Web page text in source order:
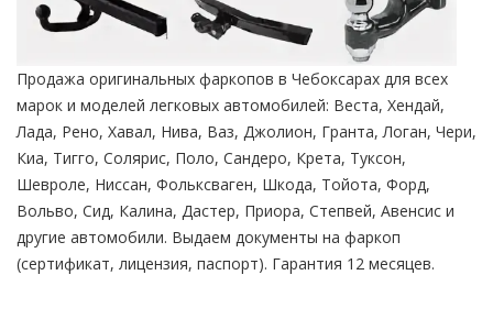
Продажа оригинальных фаркопов в Чебоксарах для всех
марок и моделей легковых автомобилей: Веста, Хендай,
Лада, Рено, Хавал, Нива, Ваз, Джолион, Гранта, Логан, Чери,
Киа, Тигго, Солярис, Поло, Сандеро, Крета, Туксон,
Шевроле, Ниссан, Фольксваген, Шкода, Тойота, Форд,
Вольво, Сид, Калина, Дастер, Приора, Степвей, Авенсис и
другие автомобили. Выдаем документы на фаркоп
(сертификат, лицензия, паспорт). Гарантия 12 месяцев.